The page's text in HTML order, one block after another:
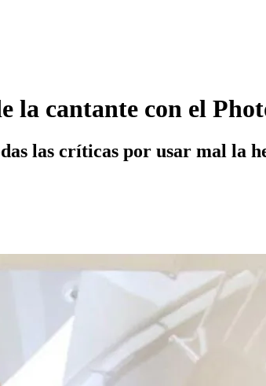
la cantante con el
las críticas por usar mal la